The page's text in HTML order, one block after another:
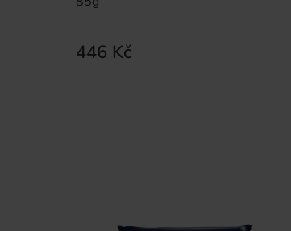
446 Kč